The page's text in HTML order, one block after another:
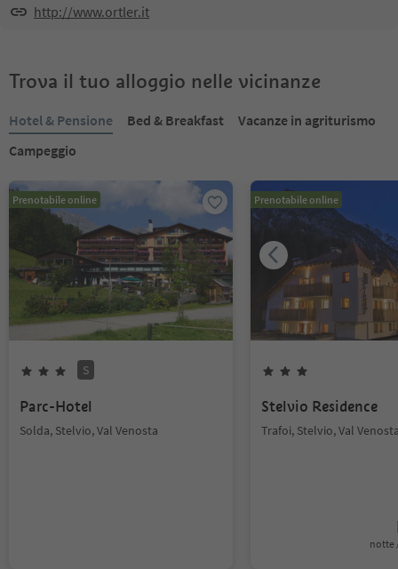
http://www.ortler.it
Trova il tuo alloggio nelle vicinanze
Hotel & Pensione Bed & Breakfast
Vacanze in agriturismo
Campeggio
Prenotabile online
S
Parc-Hotel
Solda, Stelvio, Val Venosta
Prenotabile online
Stelvio Residence
Trafoi, Stelvio, Val
notte